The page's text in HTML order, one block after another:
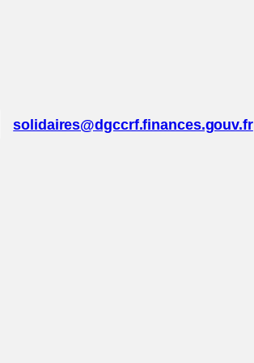
solidaires@dgccrf.finances.gouv.fr